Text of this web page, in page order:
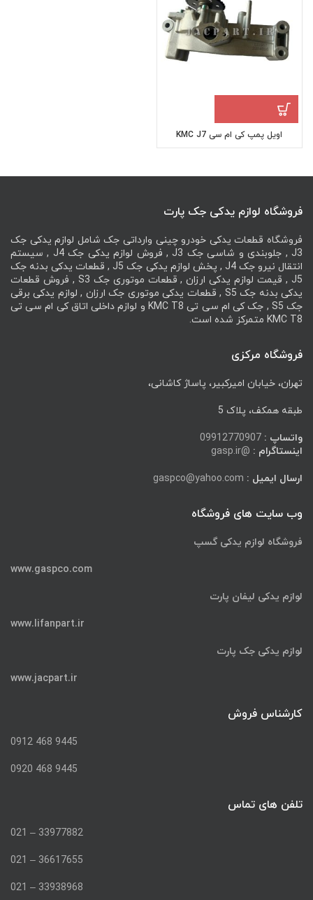
اویل پمپ کی ام سی KMC J7
فروشگاه لوازم یدکی جک پارت
فروشگاه قطعات یدکی خودرو چینی وارداتی جک شامل لوازم یدکی جک
J3 , جلوبندی و شاسی جک J3 , فروش لوازم یدکی جک J4 , سیستم
انتقال نیرو جک J4 , پخش لوازم یدکی جک J5 , قطعات یدکی بدنه جک
J5 , قیمت لوازم یدکی ارزان , قطعات موتوری جک S3 , فروش قطعات
یدکی بدنه جک S5 , قطعات یدکی موتوری جک ارزان , لوازم یدکی برقی
جک S5 , جک کی ام سی تی KMC T8 و لوازم داخلی اتاق کی ام سی تی
KMC T8 متمرکز شده است.
فروشگاه مرکزی
تهران، خیابان امیرکبیر، پاساژ کاشانی،
طبقه همکف، پلاک 5
واتساپ : 09912770907
اینستاگرام : @gasp.ir
ارسال ایمیل : gaspco@yahoo.com
وب سایت های فروشگاه
فروشگاه لوازم یدکی گسپ
www.gaspco.com
لوازم یدکی لیفان پارت
www.lifanpart.ir
لوازم یدکی جک پارت
www.jacpart.ir
کارشناس فروش
9445 468 0912
9445 468 0920
تلفن های تماس
33977882 – 021
36617655 – 021
33938968 – 021